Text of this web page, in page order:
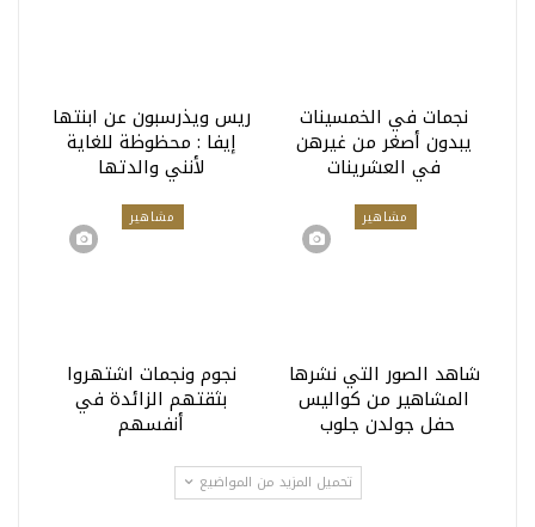
نجمات في الخمسينات
يبدون أصغر من غيرهن
في العشرينات
ريس ويذرسبون عن ابنتها
إيفا : محظوظة للغاية
لأنني والدتها
مشاهير
شاهد الصور التي نشرها
المشاهير من كواليس
حفل جولدن جلوب
مشاهير
نجوم ونجمات اشتهروا
بثقتهم الزائدة في
أنفسهم
تحميل المزيد من المواضيع